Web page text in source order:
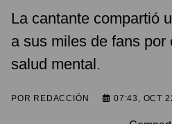
La cantante compartió
a sus miles de fans por
salud mental.
POR REDACCIÓN 07:43, OCT